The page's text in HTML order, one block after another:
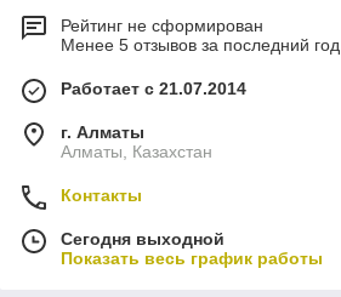
Рейтинг не сформирован
Менее 5 отзывов за последний год
Работает с 21.07.2014
г. Алматы
Алматы, Казахстан
Контакты
Сегодня выходной
Показать весь график работы